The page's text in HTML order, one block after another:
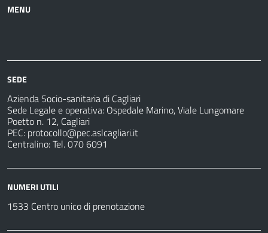
MENU
sanitarie
fare
SEDE
Azienda Socio-sanitaria di Cagliari
Sede Legale e operativa: Ospedale Marino, Viale Lungomare
Poetto n. 12, Cagliari
PEC: protocollo@pec.aslcagliari.it
Centralino: Tel. 070 6091
NUMERI UTILI
1533 Centro unico di prenotazione